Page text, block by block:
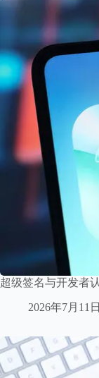
超级签名与开发者
2026年7月11日